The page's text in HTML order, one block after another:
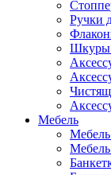
Ручки
Шкуры
Мебель